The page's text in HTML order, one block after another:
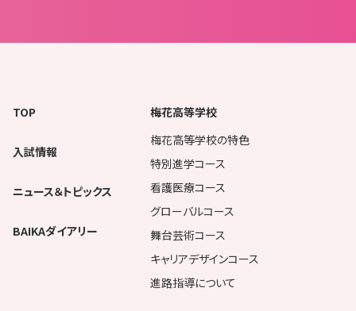
TOP
入試情報
ニュース＆トピックス
BAIKAダイアリー
梅花高等学校
梅花高等学校の特色
特別進学コース
看護医療コース
グローバルコース
舞台芸術コース
キャリアデザインコース
進路指導について